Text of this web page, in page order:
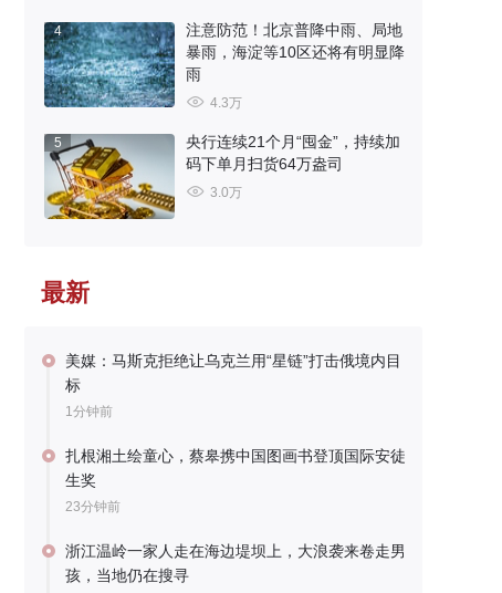
4
注意防范！北京普降中雨、局地
暴雨，海淀等10区还将有明显降
雨
4.3万
5
央行连续21个月“囤金”，持续加
码下单月扫货64万盎司
3.0万
最新
美媒：马斯克拒绝让乌克兰用“星链”打击俄境内目
标
1分钟前
扎根湘土绘童心，蔡皋携中国图画书登顶国际安徒
生奖
23分钟前
浙江温岭一家人走在海边堤坝上，大浪袭来卷走男
孩，当地仍在搜寻